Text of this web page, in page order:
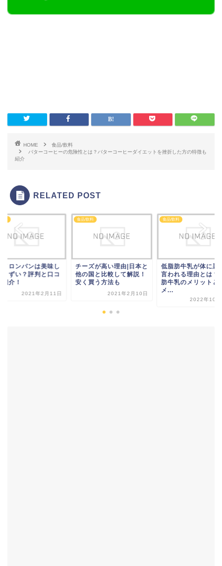
HOME
食品/飲料
バターコーヒーの危険性とは？バターコーヒーダイエットを挫折した方の特徴も
紹介
RELATED POST
メロンパンは美味し
まずい？評判と口コ
介！
2021年2月11日
食品/飲料
チーズが高い理由|日本と
他の国と比較して解説！
安く買う方法も
2021年2月10日
食品/飲料
低脂肪牛乳が体に悪
言われる理由とは？
肪牛乳のメリットと
メ...
2022年10月